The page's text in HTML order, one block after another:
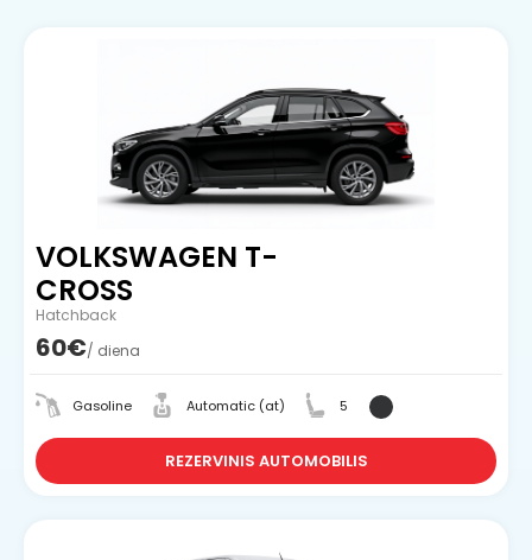
VOLKSWAGEN T-
CROSS
Hatchback
60€/ diena
Gasoline Automatic (at) 5
REZERVINIS AUTOMOBILIS